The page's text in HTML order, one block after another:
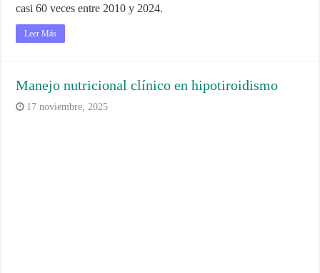
casi 60 veces entre 2010 y 2024.
Leer Más
Manejo nutricional clínico en hipotiroidismo
17 noviembre, 2025